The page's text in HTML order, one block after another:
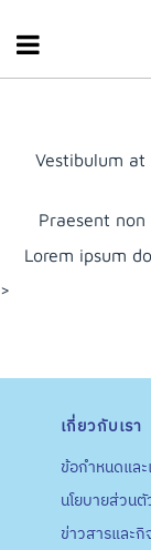
Vestibulum at
Praesent
Lorem ipsum
>
เกี่ยวกับเรา
ข้อกำหนดและ
นโยบายส่วนตั
ข่าวสารและกิ